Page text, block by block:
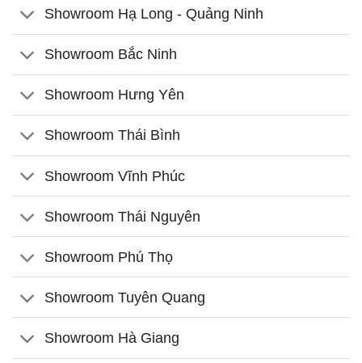
Showroom Hạ Long - Quảng Ninh
Showroom Bắc Ninh
Showroom Hưng Yên
Showroom Thái Bình
Showroom Vĩnh Phúc
Showroom Thái Nguyên
Showroom Phú Thọ
Showroom Tuyên Quang
Showroom Hà Giang